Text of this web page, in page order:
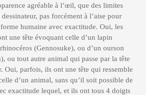
agréable à l’œil, que des limites
pas forcément à l’aise pour
humaine avec exactitude. Oui, les
une tête évoquant celle d’un lapin
(Gennosuke), ou d’un ourson
ou tout autre animal qui passe par la tête
Oui, parfois, ils ont une tête qui ressemble
d’un animal, sans qu’il soit possible de
exactitude lequel, et ils ont tous 4 doigts